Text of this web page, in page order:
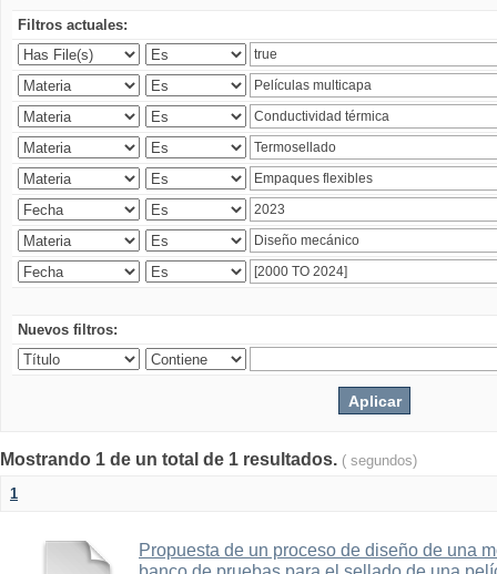
Filtros actuales:
Nuevos filtros:
Mostrando 1 de un total de 1 resultados. ( segundos)
1
Propuesta de un proceso de diseño de una